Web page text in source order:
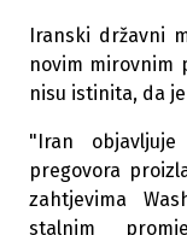
Iranski državni
novim mirovnim
nisu istinita, da
"Iran
pregovora
zahtjevima
stalnim